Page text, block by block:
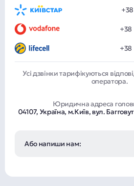
Усі дзвінки тарифікуються
оператора.
Юридична адреса
04107, Україна, м.Київ, вул.
Або напиши нам: